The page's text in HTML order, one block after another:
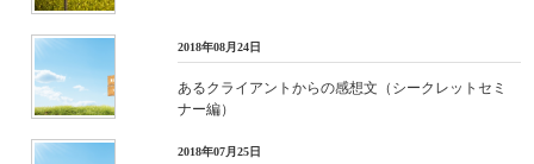
2018年08月24日
あるクライアントからの感想文（シークレットセミ
ナー編）
2018年07月25日